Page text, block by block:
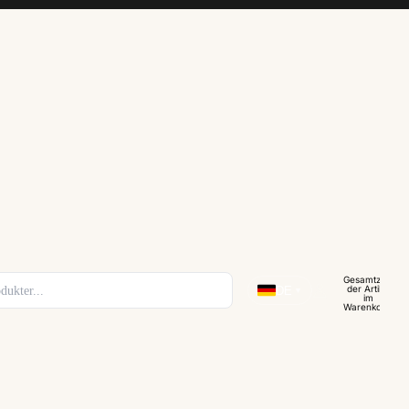
DE
Gesamtzahl
der Artikel
im
Warenkorb: